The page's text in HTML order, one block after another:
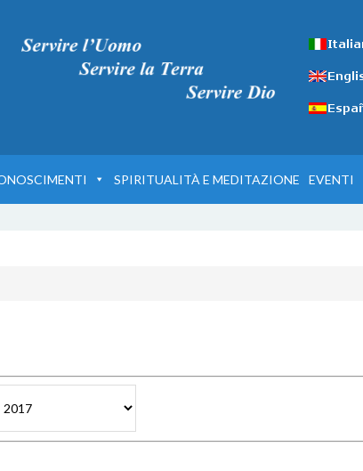
SPIRITUALITÀ E MEDITAZIONE EVENTI